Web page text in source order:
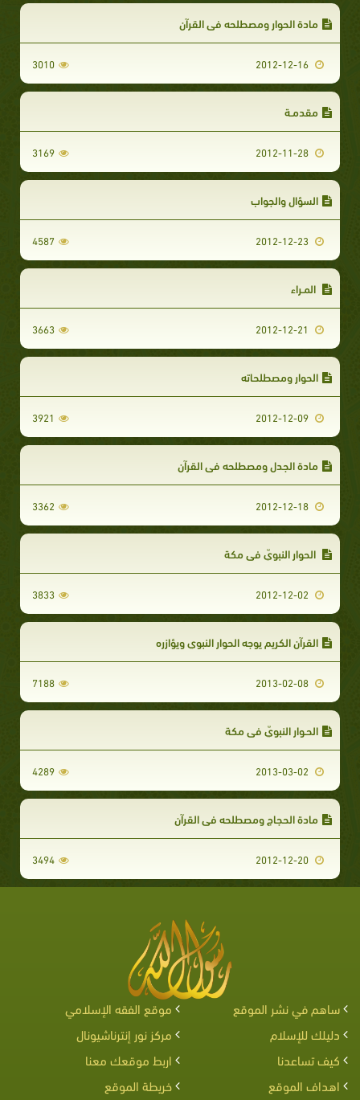
مادة الحوار ومصطلحه في القرآن
3010
مقدمـة
3169
السؤال والجواب
4587
المـراء
3663
الحوار ومصطلحاته
3921
مادة الجدل ومصطلحه في القرآن
3362
الحوار النبويّ في مكة
3833
القرآن الكريم يوجه الحوار النبوي ويؤازره
7188
الحـوار النبويّ في مكة
4289
مادة الحجاج ومصطلحه في القرآن
3494
ساهم في نشر الموقع
موقع الفقه الإسلامي
دليلك للإسلام
مركز نور إنترناشيونال
كيف تساعدنا
اربط موقعك معنا
اهداف الموقع
خريطة الموقع